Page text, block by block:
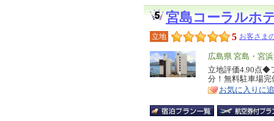
宮島コーラルホ
立地 5 お客さま
エ
リ
ア
広島県 宮島・宮
特
徴
立地評価4.90点◆
分！無料駐車場完
お気に入りに